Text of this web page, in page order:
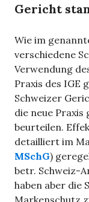
Gericht
Wie im
verschiedene
Verwendung
Praxis des IGE
Schweizer
die neue
beurteilen.
detailliert im
MSchG)
betr. Schweiz-
haben aber die
Markenschutz